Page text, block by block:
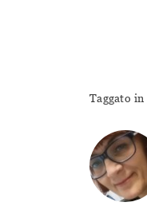
Taggato in